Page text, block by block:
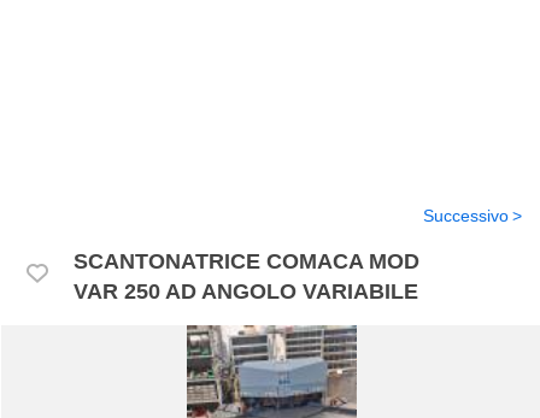
SCANTONATRICE COMACA MOD
VAR 250 AD ANGOLO VARIABILE
Successivo